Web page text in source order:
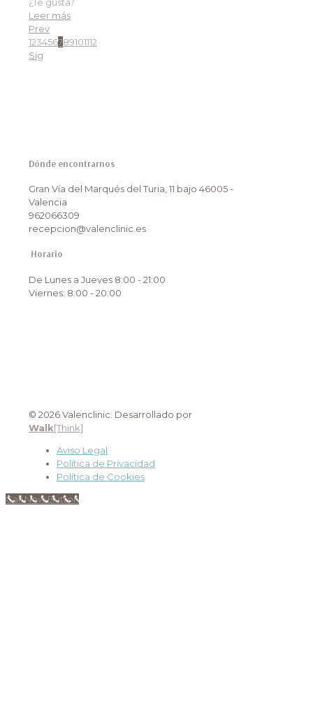
Leer más
Prev
123456789101112
Sig
Dónde encontrarnos
Gran Vía del Marqués del Turia, 11 bajo 46005 -
Valencia
962066309
recepcion@valenclinic.es
Horario
De Lunes a Jueves 8:00 - 21:00
Viernes: 8:00 - 20:00
© 2026 Valenclinic. Desarrollado por
Walk[Think]
Aviso Legal
Política de Privacidad
Política de Cookies
Call Now Button